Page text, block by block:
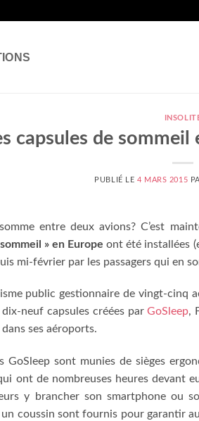
capsules de
PUBLIÉ LE 4 MARS 2015
entre deux avions? C’est
» en Europe ont été installées
mi-février par les passagers qui en
public gestionnaire de vingt-cinq
neuf capsulescréées parGoSleep,
ses aéroports.
GoSleep sont munies de sièges
ont de nombreuses heures
y brancher son smartphone ou
coussin sont fournis pour garantir